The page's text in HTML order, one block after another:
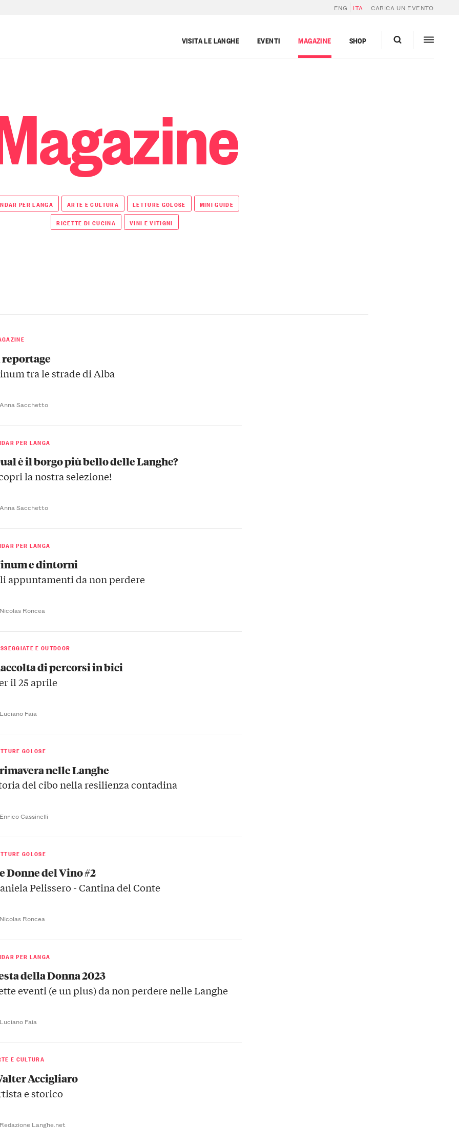
ENG ITA CARICA UN EVENTO
VISITA LE LANGHE EVENTI MAGAZINE SHOP
PER LANGA ARTE E CULTURA LETTURE GOLOSE MINI GUIDE
RICETTE DI CUCINA VINI E VITIGNI
tra le strade di Alba
Sacchetto
PER LANGA
è il borgo più bello delle Langhe?
la nostra selezione!
Sacchetto
PER LANGA
e dintorni
appuntamenti da non perdere
Roncea
E OUTDOOR
di percorsi in bici
il 25 aprile
Faia
GOLOSE
nelle Langhe
del cibo nella resilienza contadina
Cassinelli
GOLOSE
Donne del Vino #2
Pelissero - Cantina del Conte
Roncea
PER LANGA
della Donna 2023
eventi (e un plus) da non perdere nelle Langhe
Faia
E CULTURA
Accigliaro
e storico
Langhe.net